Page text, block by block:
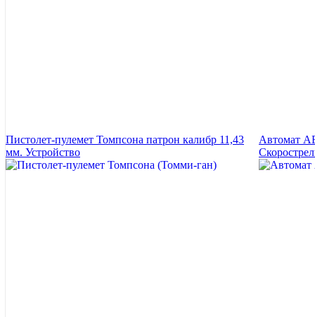
Пистолет-пулемет Томпсона патрон калибр 11,43
мм. Устройство
Автомат